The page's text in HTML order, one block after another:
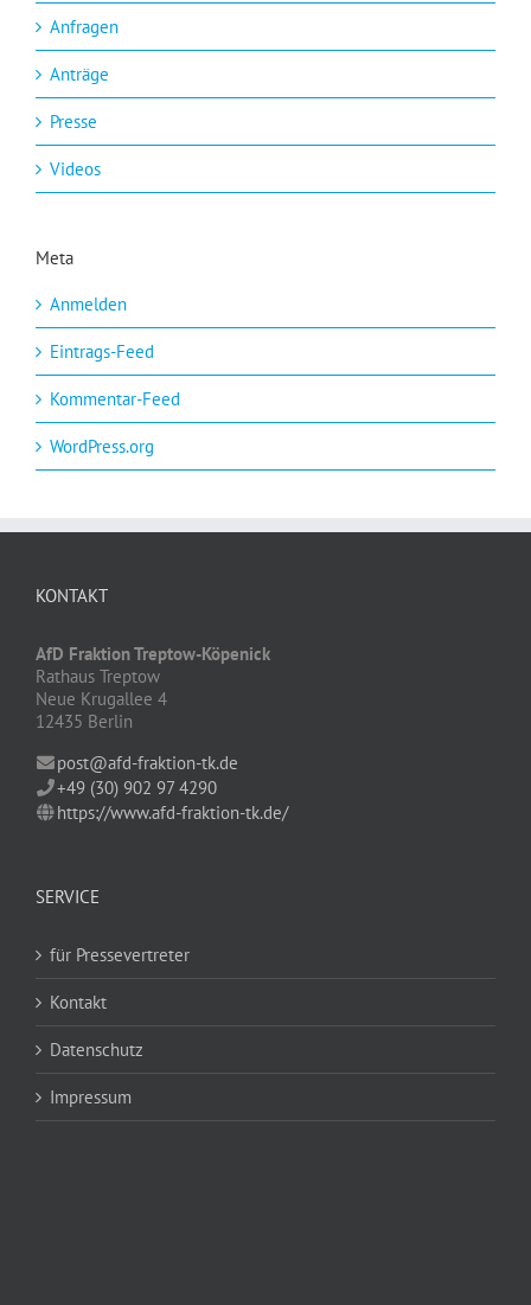
Anfragen
Anträge
Presse
Videos
Meta
Anmelden
Eintrags-Feed
Kommentar-Feed
WordPress.org
KONTAKT
AfD Fraktion Treptow-Köpenick
Rathaus Treptow
Neue Krugallee 4
12435 Berlin
post@afd-fraktion-tk.de
+49 (30) 902 97 4290
https://www.afd-fraktion-tk.de/
SERVICE
für Pressevertreter
Kontakt
Datenschutz
Impressum